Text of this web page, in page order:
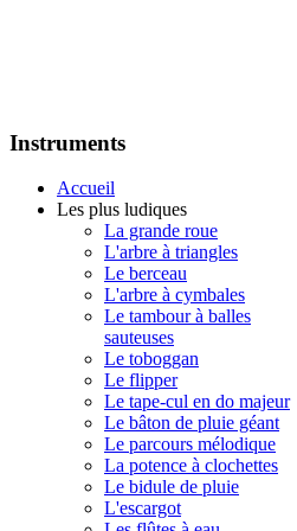
Instruments
Accueil
Les plus ludiques
La grande roue
L'arbre à triangles
Le berceau
L'arbre à cymbales
Le tambour à balles
sauteuses
Le toboggan
Le flipper
Le tape-cul en do majeur
Le bâton de pluie géant
Le parcours mélodique
La potence à clochettes
Le bidule de pluie
L'escargot